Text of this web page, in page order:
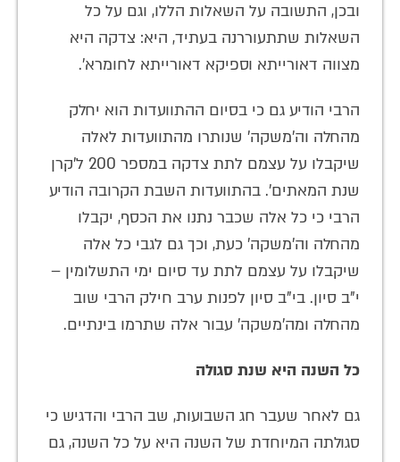
ובכן, התשובה על השאלות הללו, וגם על כל
השאלות שתתעוררנה בעתיד, היא: צדקה היא
מצווה דאורייתא וספיקא דאורייתא לחומרא'.
הרבי הודיע גם כי בסיום ההתוועדות הוא יחלק
מהחלה וה'משקה' שנותרו מהתוועדות לאלה
שיקבלו על עצמם לתת צדקה במספר 200 ל'קרן
שנת המאתים'. בהתוועדות השבת הקרובה הודיע
הרבי כי כל אלה שכבר נתנו את הכסף, יקבלו
מהחלה וה'משקה' כעת, וכך גם לגבי כל אלה
שיקבלו על עצמם לתת עד סיום ימי התשלומין –
י"ב סיון. בי"ב סיון לפנות ערב חילק הרבי שוב
מהחלה ומה'משקה' עבור אלה שתרמו בינתיים.
כל השנה היא שנת סגולה
גם לאחר שעבר חג השבועות, שב הרבי והדגיש כי
סגולתה המיוחדת של השנה היא על כל השנה, גם